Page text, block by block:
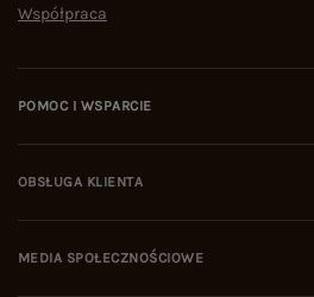
Współpraca
POMOC I WSPARCIE
OBSŁUGA KLIENTA
MEDIA SPOŁECZNOŚCIOWE